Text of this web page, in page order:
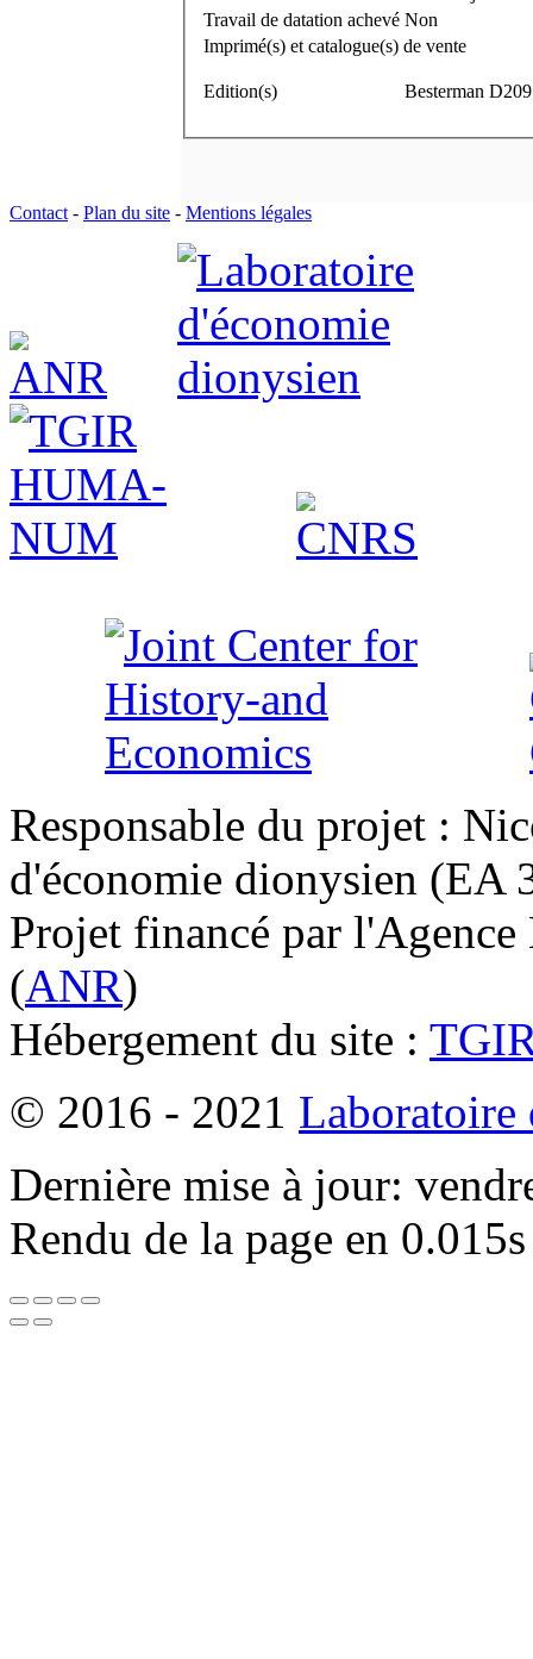
Travail de datation achevé Non
Imprimé(s) et catalogue(s) de vente
Edition(s) Besterman
Contact - Plan du site - Mentions légales
Responsable du projet :
d'économie dionysien
Projet financé par l'Agence
(ANR)
Hébergement du site :
© 2016 - 2021 Laboratoire
Dernière mise à jour:
Rendu de la page en 0.015s